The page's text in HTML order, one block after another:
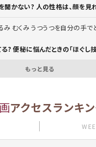
聞かない? 人の性格は、顔を見
み むくみ うつうつを自分の手で
? 便秘に悩んだときの「ほぐし技
もっと見る
アクセスランキ